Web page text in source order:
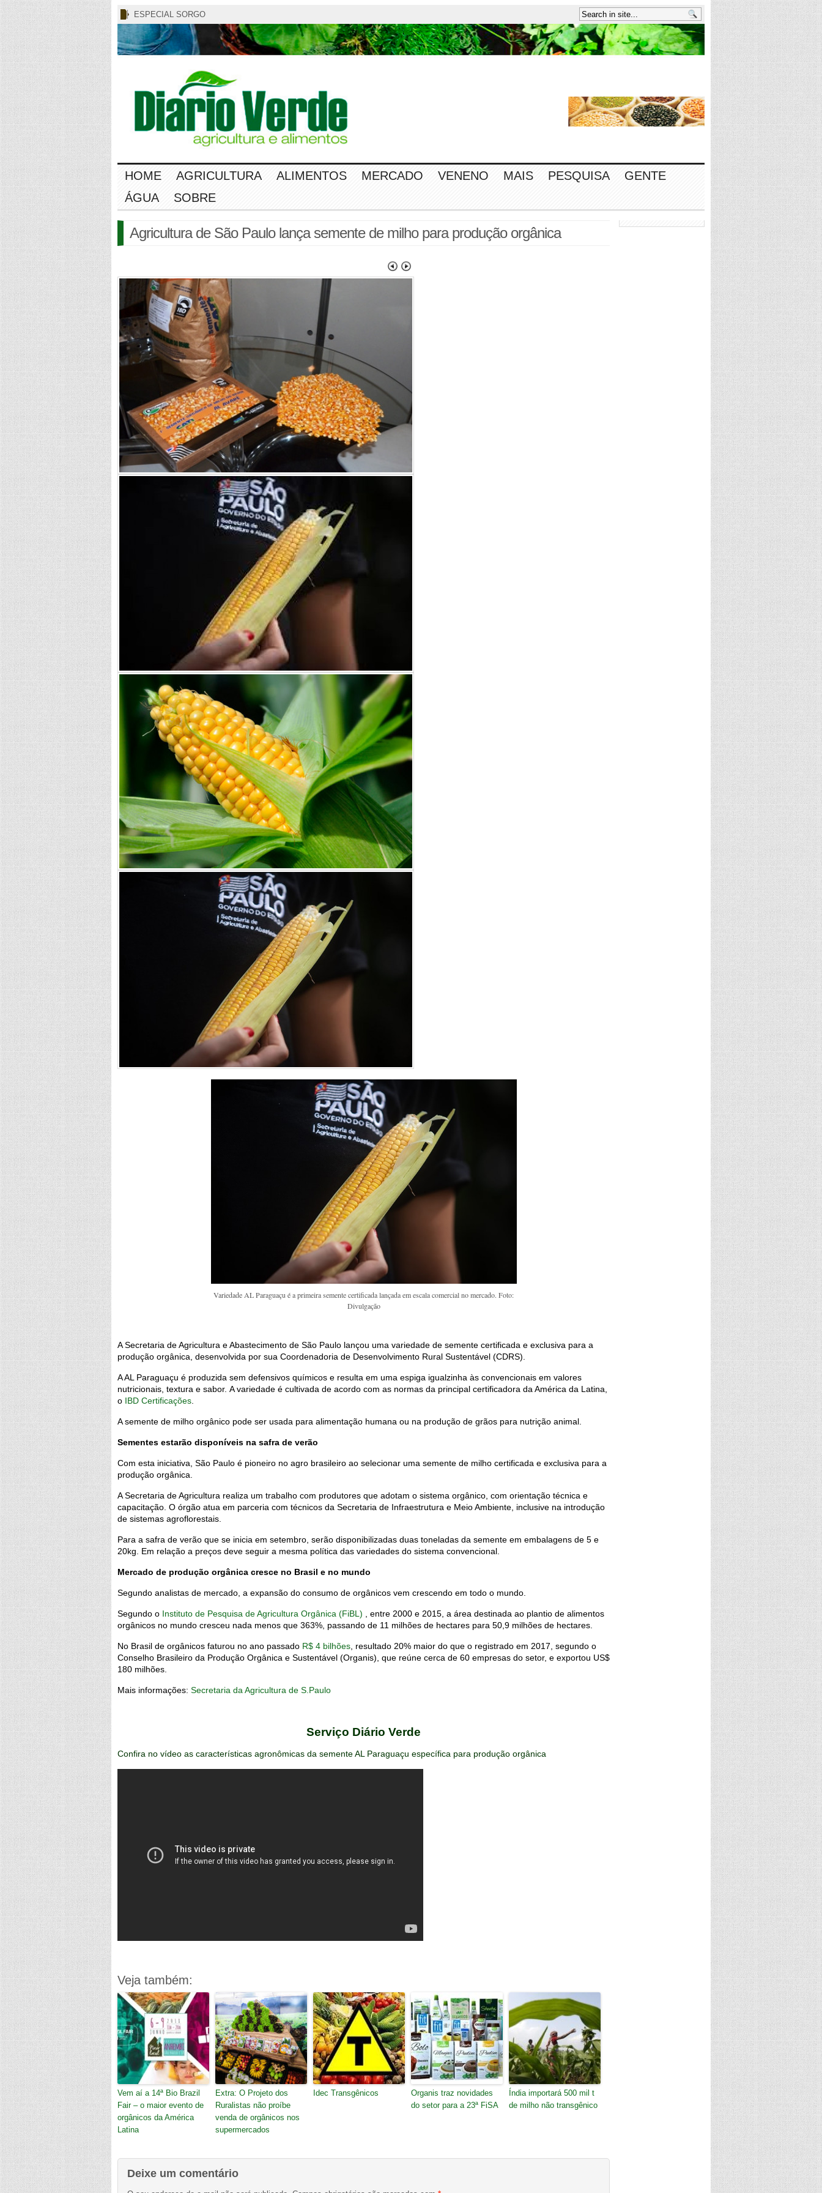
ESPECIAL SORGO
HOME AGRICULTURA ALIMENTOS MERCADO VENENO MAIS PESQUISA
GENTE
ÁGUA
SOBRE
Agricultura de São Paulo lança semente de milho para produção orgânica
Variedade AL Paraguaçu é a primeira semente certificada lançada em escala comercial no mercado. Foto:
Divulgação
A Secretaria de Agricultura e Abastecimento de São Paulo lançou uma variedade de semente certificada e exclusiva para a
produção orgânica, desenvolvida por sua Coordenadoria de Desenvolvimento Rural Sustentável (CDRS).
A AL Paraguaçu é produzida sem defensivos químicos e resulta em uma espiga igualzinha às convencionais em valores
nutricionais, textura e sabor. A variedade é cultivada de acordo com as normas da principal certificadora da América da Latina,
o IBD Certificações
A semente de milho orgânico pode ser usada para alimentação humana ou na produção de grãos para nutrição animal.
Sementes estarão disponíveis na safra de verão
Com esta iniciativa, São Paulo é pioneiro no agro brasileiro ao selecionar uma semente de milho certificada e exclusiva para a
produção orgânica.
A Secretaria de Agricultura realiza um trabalho com produtores que adotam o sistema orgânico, com orientação técnica e
capacitação. O órgão atua em parceria com técnicos da Secretaria de Infraestrutura e Meio Ambiente, inclusive na introdução
de sistemas agroflorestais.
Para a safra de verão que se inicia em setembro, serão disponibilizadas duas toneladas da semente em embalagens de 5 e
20kg. Em relação a preços deve seguir a mesma política das variedades do sistema convencional.
Mercado de produção orgânica cresce no Brasil e no mundo
Segundo analistas de mercado, a expansão do consumo de orgânicos vem crescendo em todo o mundo.
Segundo o Instituto de Pesquisa de Agricultura Orgânica (FiBL) , entre 2000 e 2015, a área destinada ao plantio de alimentos
orgânicos no mundo cresceu nada menos que 363%, passando de 11 milhões de hectares para 50,9 milhões de hectares.
No Brasil de orgânicos faturou no ano passado R$ 4 bilhões , resultado 20% maior do que o registrado em 2017, segundo o
Conselho Brasileiro da Produção Orgânica e Sustentável (Organis), que reúne cerca de 60 empresas do setor, e exportou US$
180 milhões.
Mais informações: Secretaria da Agricultura de S.Paulo
Serviço Diário Verde
Confira no vídeo as características agronômicas da semente AL Paraguaçu específica para produção orgânica
Veja também:
Vem aí a 14ª Bio Brazil
Fair – o maior evento de
orgânicos da América
Latina
Extra: O Projeto dos
Ruralistas não proíbe
venda de orgânicos nos
supermercados
Idec Transgênicos
Organis traz novidades
do setor para a 23ª FiSA
Índia importará 500 mil t
de milho não transgênico
Deixe um comentário